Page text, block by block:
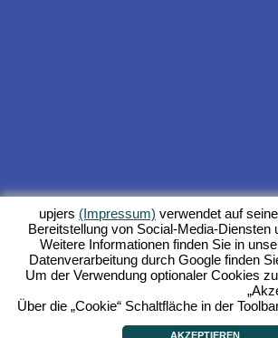
upjers (Impressum) verwendet auf
Bereitstellung von Social-Media-
Weitere Informationen finden Sie in
Datenverarbeitung durch Google finden
Um der Verwendung optionaler Cookies
Über die „Cookie“ Schaltfläche in der
AKZEPTIEREN